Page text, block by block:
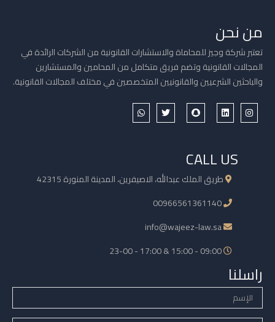
من نحن
تعتبر شركة وجيز للمحاماة والاستشارات القانونية من الشركات الرائدة في
المجالات القانونية وتضم فريق متكامل من المحامين والمستشارين
والباحثين الشرعيين والقانونيين المتخصصين في مختلف المجالات القانونية.
CALL US
طريق الملك عبدالله، الاصيفرين، المدينة المنورة 42315
راسلنا